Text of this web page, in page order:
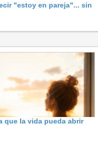
"estoy en pareja"... sin
que la vida pueda abrir